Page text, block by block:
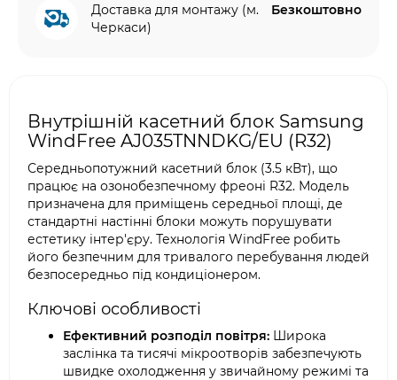
Доставка для монтажу (м.
Черкаси)
Безкоштовно
Внутрішній касетний блок Samsung
WindFree AJ035TNNDKG/EU (R32)
Середньопотужний касетний блок (3.5 кВт), що
працює на озонобезпечному фреоні R32. Модель
призначена для приміщень середньої площі, де
стандартні настінні блоки можуть порушувати
естетику інтер'єру. Технологія WindFree робить
його безпечним для тривалого перебування людей
безпосередньо під кондиціонером.
Ключові особливості
Ефективний розподіл повітря: Широка
заслінка та тисячі мікроотворів забезпечують
швидке охолодження у звичайному режимі та